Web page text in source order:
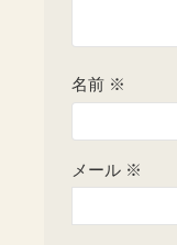
名前 ※
メール ※